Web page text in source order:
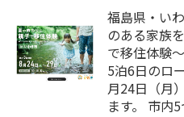
福島県・い
のある家族
で移住体験
5泊6日のロ
月24日（月
ます。 市